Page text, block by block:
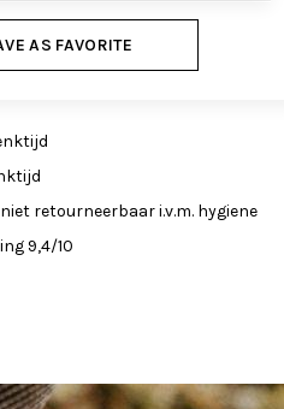
AS FAVORITE
retourneerbaar i.v.m. hygiene
9,4/10